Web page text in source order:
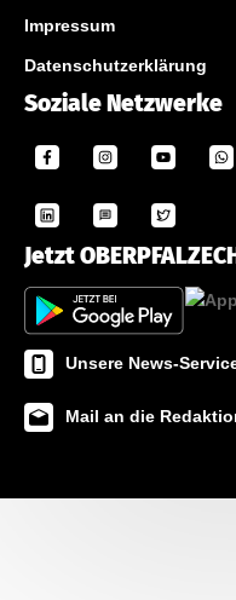
Impressum
Datenschutzerklärung
Soziale Netzwerke
Jetzt
Unsere News-
Mail an die